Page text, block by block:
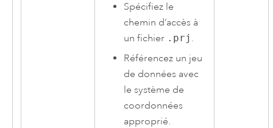
Spécifiez le
chemin d’accès à
un fichier .prj .
Référencez un jeu
de données avec
le système de
coordonnées
approprié.